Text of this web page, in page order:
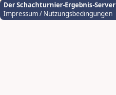
Der Schachturnier-Ergebnis-Server
Impressum / Nutzungsbedingungen